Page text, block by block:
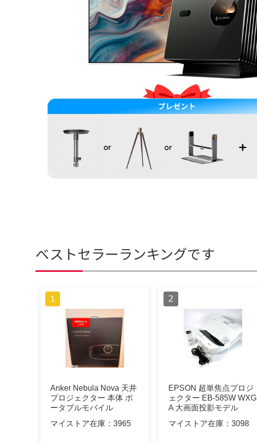
ベストセラーランキングです
Anker Nebula Nova 天井
プロジェクター 本体 ポ
ータブルモバイル
マイストア在庫： 3965
EPSON 超単焦点プロジ
ェクター EB-585W WXG
A 大画面投影モデル
マイストア在庫： 3098